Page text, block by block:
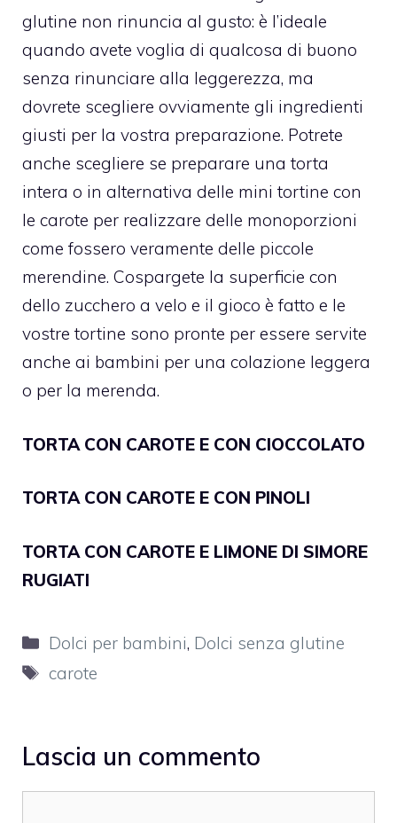
glutine non rinuncia al gusto: è l’ideale
quando avete voglia di qualcosa di buono
senza rinunciare alla leggerezza, ma
dovrete scegliere ovviamente gli ingredienti
giusti per la vostra preparazione. Potrete
anche scegliere se preparare una torta
intera o in alternativa delle mini tortine con
le carote per realizzare delle monoporzioni
come fossero veramente delle piccole
merendine. Cospargete la superficie con
dello zucchero a velo e il gioco è fatto e le
vostre tortine sono pronte per essere servite
anche ai bambini per una colazione leggera
o per la merenda.
TORTA CON CAROTE E CON CIOCCOLATO
TORTA CON CAROTE E CON PINOLI
TORTA CON CAROTE E LIMONE DI SIMORE
RUGIATI
Categorie
Dolci per bambini, Dolci senza glutine
Tag
carote
Lascia un commento